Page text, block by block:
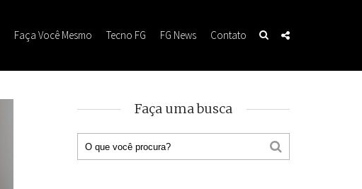
Faça Você Mesmo Tecno FG FG News Contato
Faça uma busca